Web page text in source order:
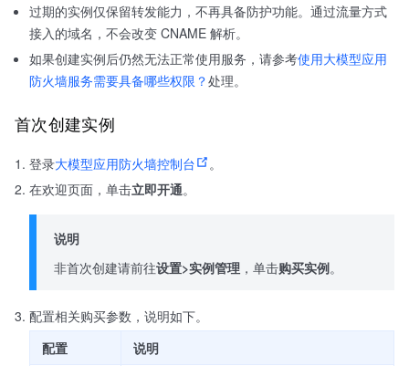
过期的实例仅保留转发能力，不再具备防护功能。通过流量方式
接入的域名，不会改变 CNAME 解析。
如果创建实例后仍然无法正常使用服务，请参考使用大模型应用
防火墙服务需要具备哪些权限？处理。
首次创建实例
登录大模型应用防火墙控制台
。
在欢迎页面，单击立即开通。
说明
非首次创建请前往设置>实例管理 ，单击购买实例。
配置相关购买参数，说明如下。
配置
说明